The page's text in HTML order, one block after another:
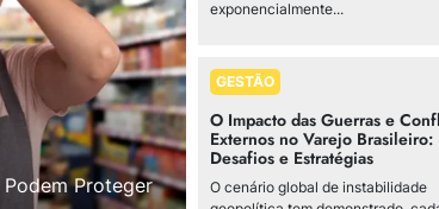
Proteger
exponencialmente...
GESTÃO
O Impacto das Guerras e
Externos no Varejo Brasileiro:
Desafios e Estratégias
O cenário global de instabilidade